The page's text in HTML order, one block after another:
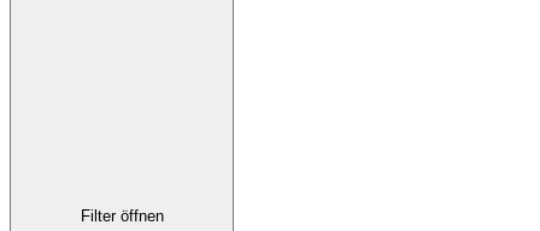
Filter öffnen